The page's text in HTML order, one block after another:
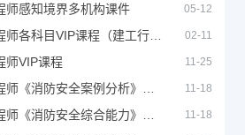
师感知境界多机构课件 05-12
02-11
师VIP课程 11-25
11-18
11-18